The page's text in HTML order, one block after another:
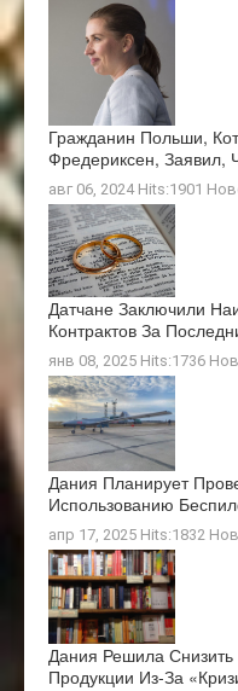
Гражданин Польши,
Фредериксен, Заявил,
авг 06, 2024 Hits:1901
Датчане Заключили
Контрактов За
янв 08, 2025 Hits:1736
Дания Планирует
Использованию
апр 17, 2025 Hits:1832
Дания Решила
Продукции Из-За